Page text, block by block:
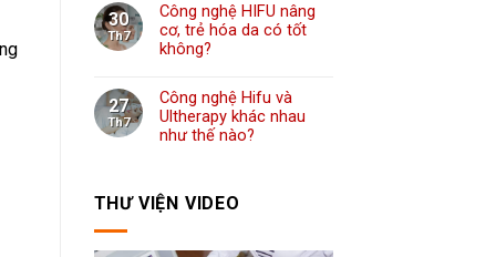
30
Th7
Công nghệ HIFU nâng
cơ, trẻ hóa da có tốt
không?
27
Th7
Công nghệ Hifu và
Ultherapy khác nhau
như thế nào?
THƯ VIỆN VIDEO